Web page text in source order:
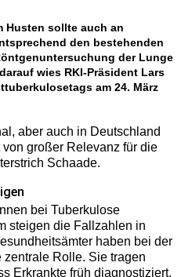
Husten sollte auch an
den bestehenden
der Lunge
wies RKI-­Präsident Lars
am 24. März
aber auch in Deutschland
großer Relevanz für die
Schaade.
bei Tuberkulose
steigen die Fallzahlen in
haben bei der
Rolle. Sie tragen
Erkrankte früh diagnostiziert,